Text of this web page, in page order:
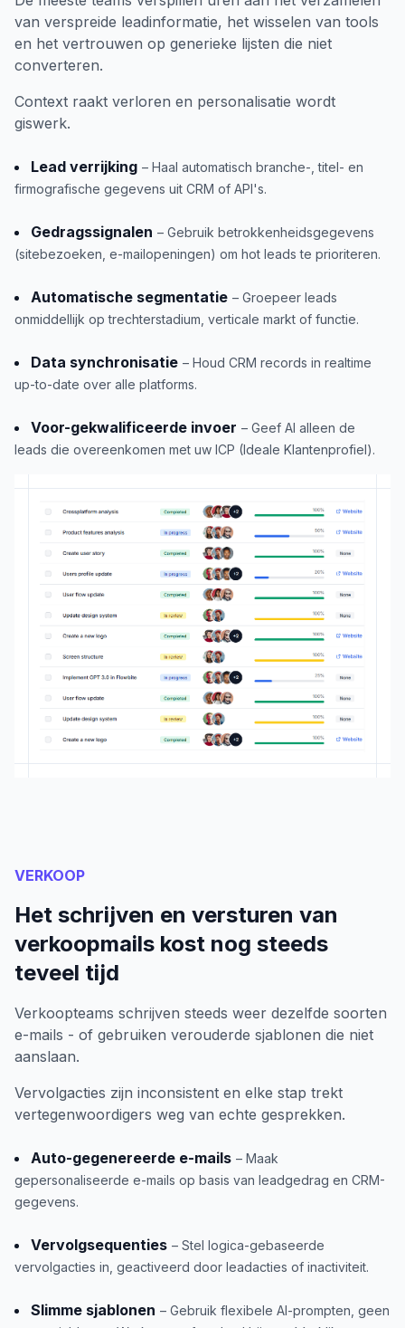
van verspreide leadinformatie, het wisselen van tools
en het vertrouwen op generieke lijsten die niet
converteren.
Context raakt verloren en personalisatie wordt
giswerk.
Lead verrijking – Haal automatisch branche-, titel- en
firmografische gegevens uit CRM of API's.
Gedragssignalen – Gebruik betrokkenheidsgegevens
(sitebezoeken, e-mailopeningen) om hot leads te prioriteren.
Automatische segmentatie – Groepeer leads
onmiddellijk op trechterstadium, verticale markt of functie.
Data synchronisatie – Houd CRM records in realtime
up-to-date over alle platforms.
Voor-gekwalificeerde invoer – Geef AI alleen de
leads die overeenkomen met uw ICP (Ideale Klantenprofiel).
VERKOOP
Het schrijven en versturen van
verkoopmails kost nog steeds
teveel tijd
Verkoopteams schrijven steeds weer dezelfde soorten
e-mails - of gebruiken verouderde sjablonen die niet
aanslaan.
Vervolgacties zijn inconsistent en elke stap trekt
vertegenwoordigers weg van echte gesprekken.
Auto-gegenereerde e-mails – Maak
gepersonaliseerde e-mails op basis van leadgedrag en CRM-
gegevens.
Vervolgsequenties – Stel logica-gebaseerde
vervolgacties in, geactiveerd door leadacties of inactiviteit.
Slimme sjablonen – Gebruik flexibele AI-prompten, geen